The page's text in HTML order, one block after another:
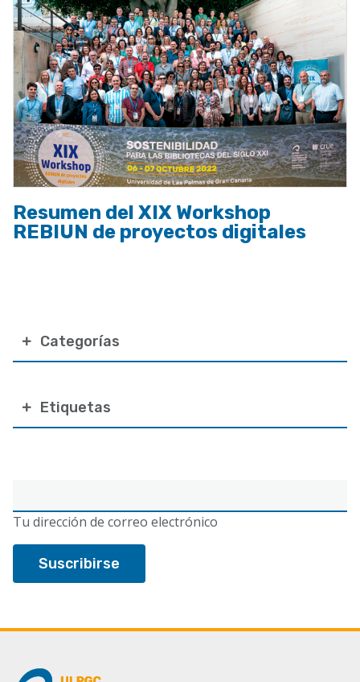
electrónico
Tu dirección de correo electrónico
Categorías
Etiquetas
Resumen del XIX Workshop
REBIUN de proyectos digitales